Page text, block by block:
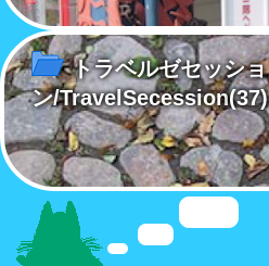
トラベルゼセッショ
ン/TravelSecession(37)